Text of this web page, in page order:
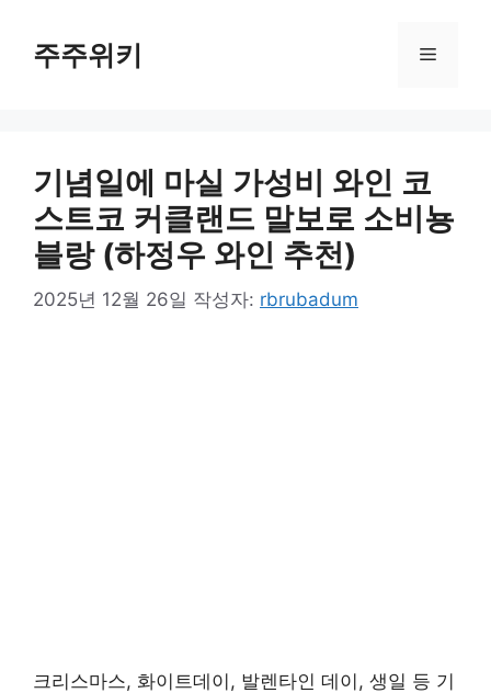
주주위키 메
기념일에 마실 가성비 와인 코
스트코 커클랜드 말보로 소비뇽
블랑 (하정우 와인 추천)
2025년 12월 26일 작성자: rbrubadum
크리스마스, 화이트데이, 발렌타인 데이, 생일 등 기